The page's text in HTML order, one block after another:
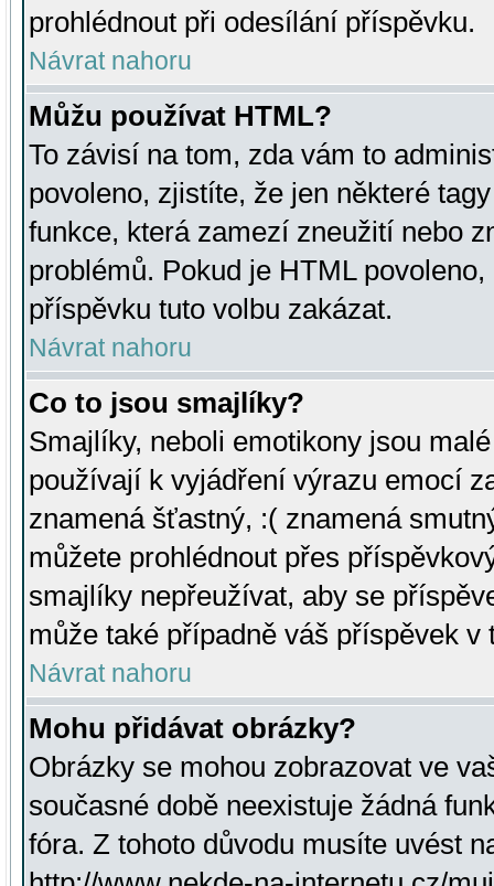
prohlédnout při odesílání příspěvku.
Návrat nahoru
Můžu používat HTML?
To závisí na tom, zda vám to
povoleno, zjistíte, že jen některé
funkce, která zamezí zneužití nebo
problémů. Pokud je HTML
příspěvku tuto volbu zakázat.
Návrat nahoru
Co to jsou smajlíky?
Smajlíky, neboli emotikony jsou
používají k vyjádření výrazu emocí
znamená šťastný, :( znamená
můžete prohlédnout přes
smajlíky nepřeužívat, aby se
může také případně váš příspěvek v
Návrat nahoru
Mohu přidávat obrázky?
Obrázky se mohou zobrazovat ve
současné době neexistuje žádná
fóra. Z tohoto důvodu musíte uvést